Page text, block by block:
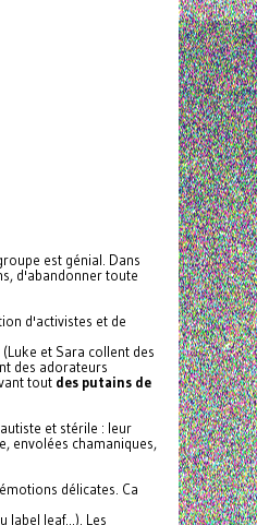
est génial. Dans
d'abandonner toute
d'activistes et de
et Sara collent des
des adorateurs
tout des putains de
et stérile : leur
envolées chamaniques,
délicates. Ca
leaf...). Les